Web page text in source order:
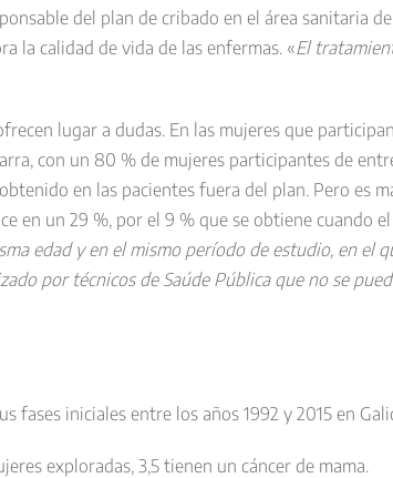
del plan de cribado en el área sanitaria
la calidad de vida de las enfermas. «El
lugar a dudas. En las mujeres que
con un 80 % de mujeres participantes de
en las pacientes fuera del plan. Pero es
en un 29 %, por el 9 % que se obtiene cuando
edad y en el mismo período de estudio, en el
por técnicos de Saúde Pública que no se
fases iniciales entre los años 1992 y 2015 en
exploradas, 3,5 tienen un cáncer de mama.